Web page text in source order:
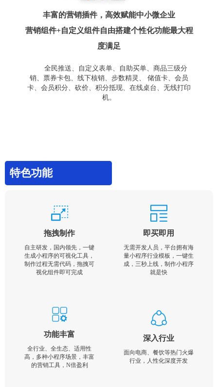
丰富的营销插件，高效赋能中小微企业
营销组件+自定义组件自由搭建个性化功能最大程
度满足
全民推送、自定义表单、自助买单、商品三级分
销、票券卡包、线下核销、步数精灵、 储值卡、会员
卡、会员积分、砍价、积分抵现、在线桌台、无线打印
机。
特色功能
拖拽制作
自主研发，国内领先，一键
生成小程序的可视化工具，
制作过程无需代码，拖拽可
视化组件即可完成
即买即用
无需开发人员，平台拥有海
量小程序行业模板，一键生
成，三秒上线，制作小程序
就是快
功能丰富
全行业、全生态、适用性
高，多种小程序场景，丰富
的营销工具，N倍盈利
深入行业
面向电商、餐饮等热门火爆
行业，人性化深度开发